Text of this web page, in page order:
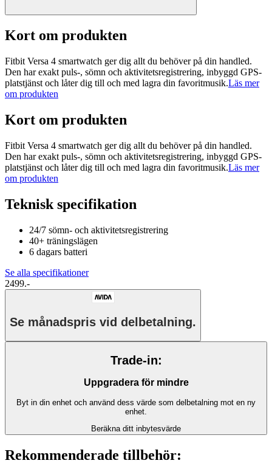
Kort om produkten
Fitbit Versa 4 smartwatch ger dig allt du behöver på din handled.
Den har exakt puls-, sömn och aktivitetsregistrering, inbyggd GPS-
platstjänst och låter dig till och med lagra din favoritmusik.Läs mer
om produkten
Kort om produkten
Fitbit Versa 4 smartwatch ger dig allt du behöver på din handled.
Den har exakt puls-, sömn och aktivitetsregistrering, inbyggd GPS-
platstjänst och låter dig till och med lagra din favoritmusik.Läs mer
om produkten
Teknisk specifikation
24/7 sömn- och aktivitetsregistrering
40+ träningslägen
6 dagars batteri
Se alla specifikationer
2499.-
Se månadspris vid delbetalning.
Trade-in:
Uppgradera för mindre
Byt in din enhet och använd dess värde som delbetalning mot en ny
enhet.
Beräkna ditt inbytesvärde
Rekommenderade tillbehör: